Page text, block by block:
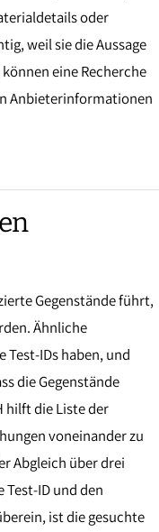
oder
weil sie die Aussage
eine Recherche
Anbieterinformationen
Gegenstände führt,
Ähnliche
IDs haben, und
die Gegenstände
hilft die Liste der
voneinander zu
Abgleich über drei
Test-ID und den
ist die gesuchte